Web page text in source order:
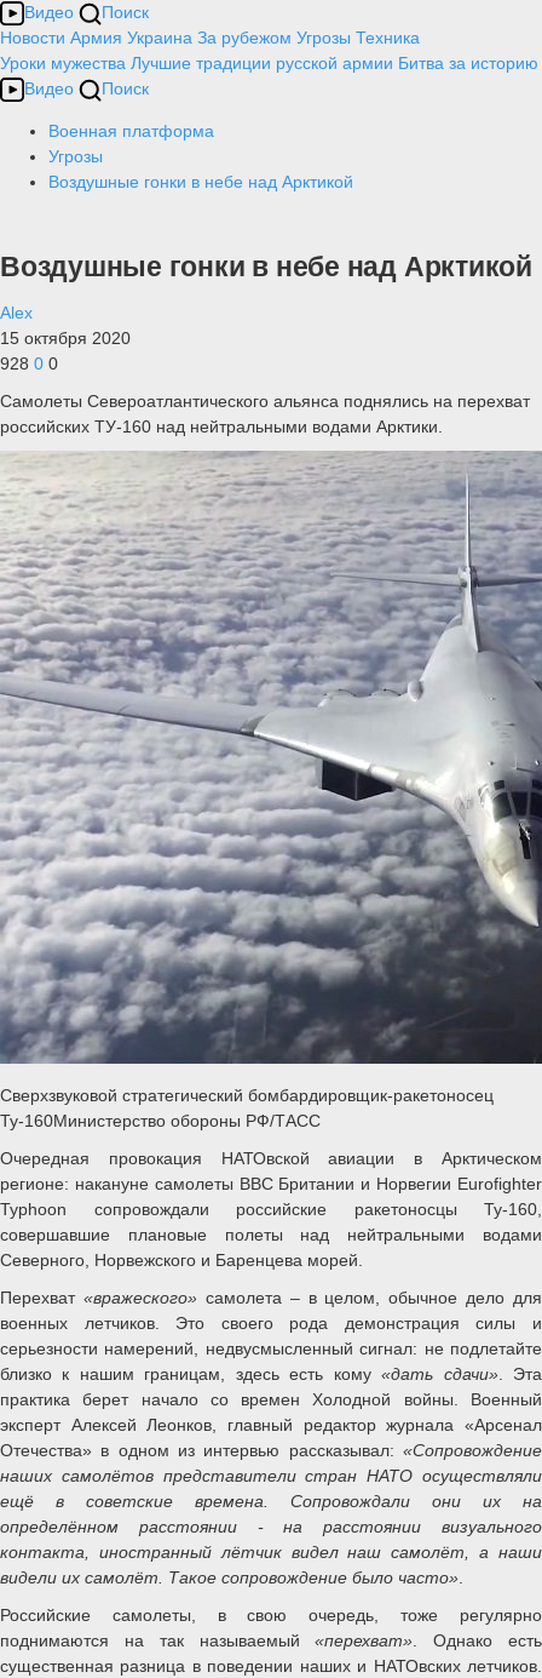
Видео
Поиск
Новости Армия Украина За рубежом Угрозы Техника
Уроки мужества Лучшие традиции русской армии Битва за историю
Видео
Поиск
Военная платформа
Угрозы
Воздушные гонки в небе над Арктикой
Воздушные гонки в небе над Арктикой
Alex
15 октября 2020
928 0 0
Самолеты Североатлантического альянса поднялись на перехват
российских ТУ-160 над нейтральными водами Арктики.
Сверхзвуковой стратегический бомбардировщик-ракетоносец
Ту-160Министерство обороны РФ/ТАСС
Очередная провокация НАТОвской авиации в Арктическом
регионе: накануне самолеты ВВС Британии и Норвегии Eurofighter
Typhoon сопровождали российские ракетоносцы Ту-160,
совершавшие плановые полеты над нейтральными водами
Северного, Норвежского и Баренцева морей.
Перехват «вражеского»самолета – в целом, обычное дело для
военных летчиков. Это своего рода демонстрация силы и
серьезности намерений, недвусмысленный сигнал: не подлетайте
близко к нашим границам, здесь есть кому«дать сдачи». Эта
практика берет начало со времен Холодной войны. Военный
эксперт Алексей Леонков, главный редактор журнала «Арсенал
Отечества» в одном из интервью рассказывал: «Сопровождение
наших самолётов представители стран НАТО осуществляли
ещё в советские времена. Сопровождали они их на
определённом расстоянии - на расстоянии визуального
контакта, иностранный лётчик видел наш самолёт, а наши
видели их самолёт. Такое сопровождение было часто»
Российские самолеты, в свою очередь, тоже регулярно
поднимаются на так называемый«перехват» . Однако есть
существенная разница в поведении наших и НАТОвских летчиков.